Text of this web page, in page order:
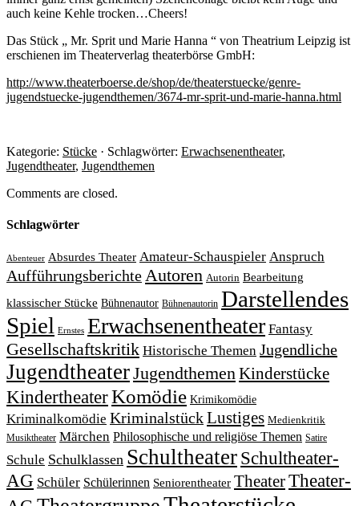
auch keine Kehle trocken…Cheers!
Das Stück „ Mr. Sprit und Marie Hanna “ von Theatrium Leipzig ist
erschienen im Theaterverlag theaterbörse GmbH:
http://www.theaterboerse.de/shop/de/theaterstuecke/genre-
jugendstuecke-jugendthemen/3674-mr-sprit-und-marie-hanna.html
Kategorie: Stücke · Schlagwörter: Erwachsenentheater,
Jugendtheater, Jugendthemen
Comments are closed.
Schlagwörter
Abenteuer Absurdes Theater Amateur-Schauspieler Anspruch
AufführungsberichteAutoren Autorin Bearbeitung
klassischer Stücke Bühnenautor Bühnenautorin Darstellendes
Spiel Ernstes Erwachsenentheater Fantasy
Gesellschaftskritik Historische Themen Jugendliche
JugendtheaterJugendthemenKinderstücke
KindertheaterKomödie Krimikomödie
Kriminalkomödie KriminalstückLustiges Medienkritik
Musiktheater Märchen Philosophische und religiöse Themen Satire
Schule Schulklassen Schultheater Schultheater-
AG Schüler Schülerinnen Seniorentheater TheaterTheater-